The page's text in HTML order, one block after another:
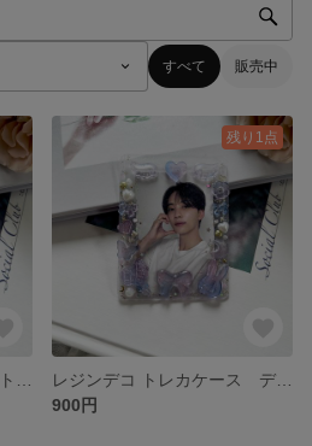
すべて 販売中
残り1点
900円